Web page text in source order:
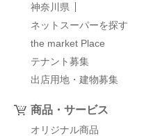
神奈川県
ネットスーパーを探す
the market Place
テナント募集
出店用地・建物募集
商品・サービス
オリジナル商品